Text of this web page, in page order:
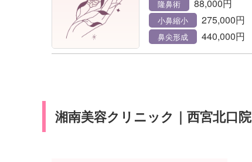
隆鼻術 88,000円
小鼻縮小 275,000円
鼻尖形成 440,000円
湘南美容クリニック｜西宮北口院